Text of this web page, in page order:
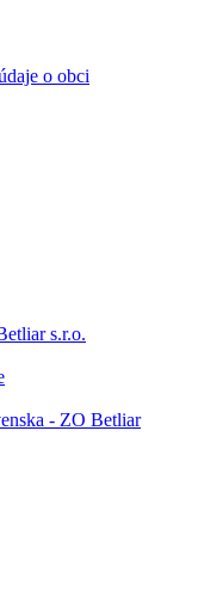
o obci
s.r.o.
- ZO Betliar